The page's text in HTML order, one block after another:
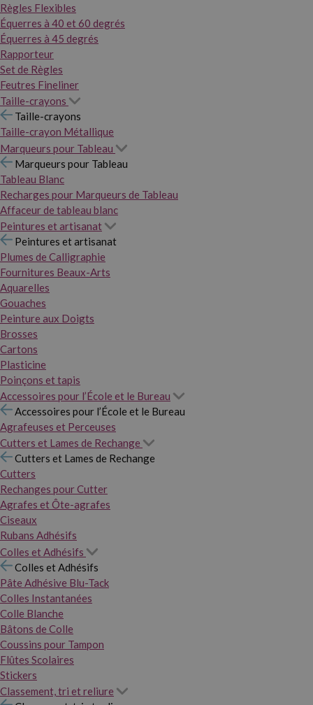
Règles Flexibles
Équerres à 40 et 60 degrés
Équerres à 45 degrés
Rapporteur
Set de Règles
Feutres Fineliner
Taille-crayons
Taille-crayons
Taille-crayon Métallique
Marqueurs pour Tableau
Marqueurs pour Tableau
Tableau Blanc
Recharges pour Marqueurs de Tableau
Affaceur de tableau blanc
Peintures et artisanat
Peintures et artisanat
Plumes de Calligraphie
Fournitures Beaux-Arts
Aquarelles
Gouaches
Peinture aux Doigts
Brosses
Cartons
Plasticine
Poinçons et tapis
Accessoires pour l’École et le Bureau
Accessoires pour l’École et le Bureau
Agrafeuses et Perceuses
Cutters et Lames de Rechange
Cutters et Lames de Rechange
Cutters
Rechanges pour Cutter
Agrafes et Ôte-agrafes
Ciseaux
Rubans Adhésifs
Colles et Adhésifs
Colles et Adhésifs
Pâte Adhésive Blu-Tack
Colles Instantanées
Colle Blanche
Bâtons de Colle
Coussins pour Tampon
Flûtes Scolaires
Stickers
Classement, tri et reliure